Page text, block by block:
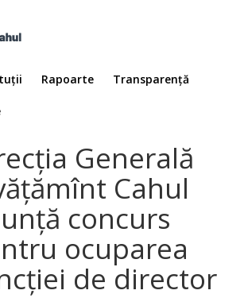
Rapoarte Transparență
Generală
Cahul
concurs
ocuparea
de director